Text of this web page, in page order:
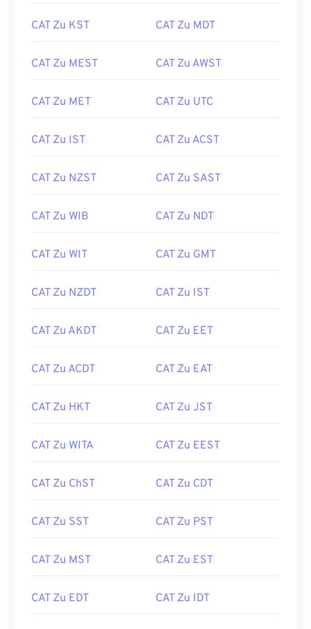
CAT Zu KST CAT Zu MDT
CAT Zu MEST CAT Zu AWST
CAT Zu MET CAT Zu UTC
CAT Zu IST CAT Zu ACST
CAT Zu NZST CAT Zu SAST
CAT Zu WIB CAT Zu NDT
CAT Zu WIT CAT Zu GMT
CAT Zu NZDT CAT Zu IST
CAT Zu AKDT CAT Zu EET
CAT Zu ACDT CAT Zu EAT
CAT Zu HKT CAT Zu JST
CAT Zu WITA CAT Zu EEST
CAT Zu ChST CAT Zu CDT
CAT Zu SST CAT Zu PST
CAT Zu MST CAT Zu EST
CAT Zu EDT CAT Zu IDT